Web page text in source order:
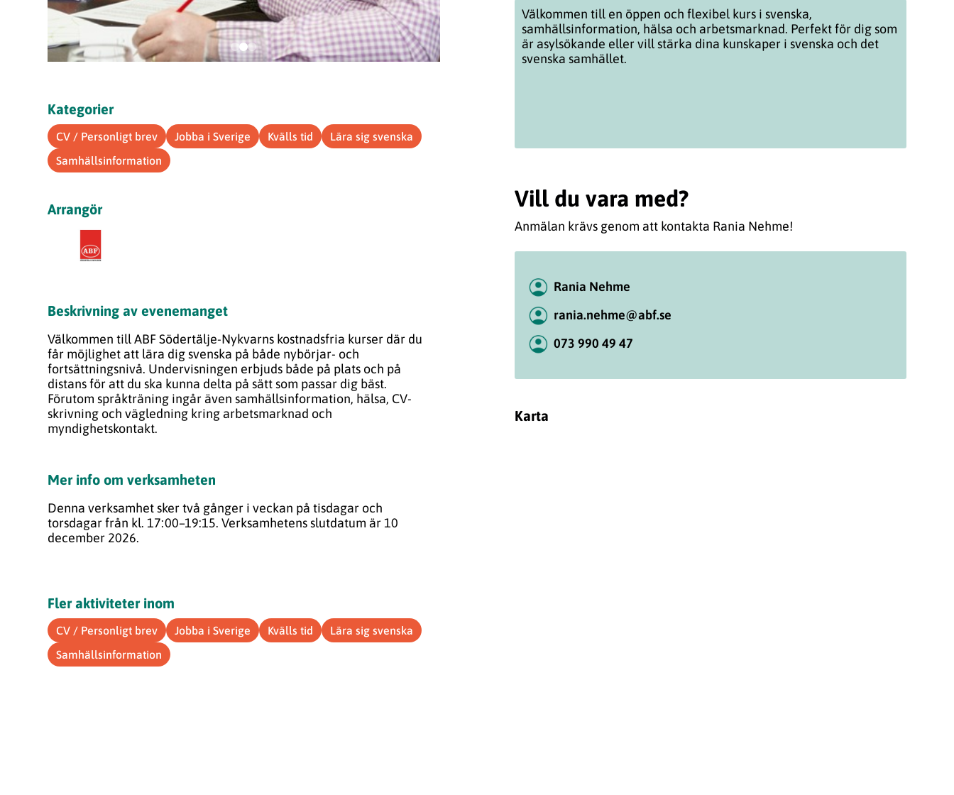
Kategorier
CV / Personligt brev Jobba i Sverige Kvälls tid
Lära sig svenska
Samhällsinformation
Arrangör
Beskrivning av evenemanget
Välkommen till ABF Södertälje-Nykvarns kostnadsfria kurser där du
får möjlighet att lära dig svenska på både nybörjar- och
fortsättningsnivå. Undervisningen erbjuds både på plats och på
distans för att du ska kunna delta på sätt som passar dig bäst.
Förutom språkträning ingår även samhällsinformation, hälsa, CV-
skrivning och vägledning kring arbetsmarknad och
myndighetskontakt.
Mer info om verksamheten
Denna verksamhet sker två gånger i veckan på tisdagar och
torsdagar från kl. 17:00–19:15. Verksamhetens slutdatum är 10
december 2026.
Fler aktiviteter inom
CV / Personligt brev Jobba i Sverige Kvälls tid
Lära sig svenska
Samhällsinformation
Välkommen till en öppen och flexibel kurs i svenska,
samhällsinformation, hälsa och arbetsmarknad. Perfekt för dig som
är asylsökande eller vill stärka dina kunskaper i svenska och det
svenska samhället.
Vill du vara med?
Anmälan krävs genom att kontakta Rania Nehme!
Rania Nehme
rania.nehme@abf.se
073 990 49 47
Karta